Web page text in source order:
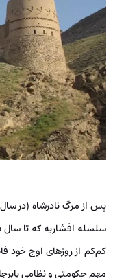
کم‌کم از روزهای اوج خود
مهم حکومتی و نظامی